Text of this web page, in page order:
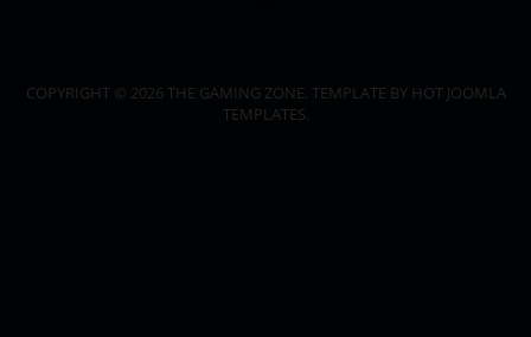
COPYRIGHT © 2026 THE GAMING ZONE. TEMPLATE BY HOT JOOMLA
TEMPLATES.